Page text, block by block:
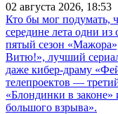
02 августа 2026, 18:53
Кто бы мог подумать,
середине лета одни
пятый сезон
Витю!», лучший
даже кибер-драму
телепроектов —
«Блондинки в
большого взрыва».